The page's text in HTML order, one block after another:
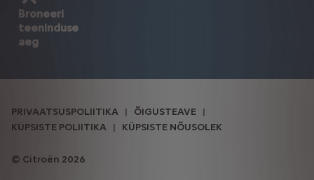
Broneeri
teeninduse
aeg
Citroën 2026
PRIVAATSUSPOLIITIKA
ÕIGUSTEAVE
KÜPSISTE POLIITIKA
KÜPSISTE NÕUSOLEK